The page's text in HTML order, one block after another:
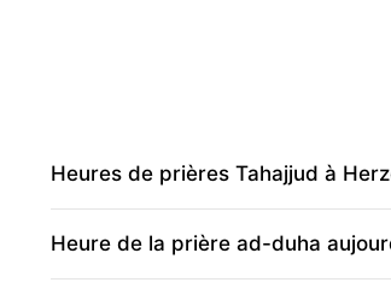
Heures de prières Tahajjud à
Heure de la prière ad-duha